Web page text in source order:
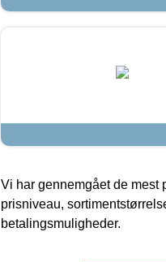
Vi har gennemgået de mest
prisniveau,
betalingsmuligheder.